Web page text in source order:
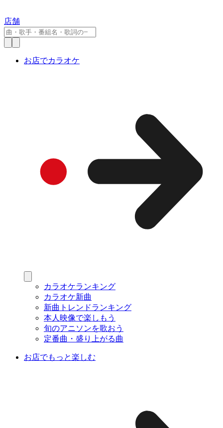
店舗
お店でカラオケ
カラオケランキング
カラオケ新曲
新曲トレンドランキング
本人映像で楽しもう
旬のアニソンを歌おう
定番曲・盛り上がる曲
お店でもっと楽しむ